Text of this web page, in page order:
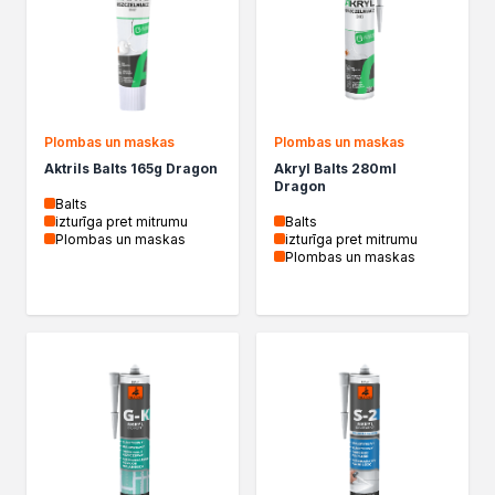
Izolacje i impregnaty budowlane
Folie w płynie
Impregnaty specjalistyczne
Impregnaty do drewna konstrukcyjnego
Przygotowanie do malowania
Grunty
Środki bioochronne
Środki czyszczące
Malowanie, ochrona i dekoracja
Masy szpachlowe do drewna
Lakiery dekoracyjne
Żywica epoksydowa
Farby żaroodporne
Plombas un maskas
Aktrils Balts 165g Dragon
Balts
izturīga pret mitrumu
Plombas un maskas
Plombas un maskas
Akryl Balts 280ml
Dragon
Balts
izturīga pret mitrumu
Plombas un maskas